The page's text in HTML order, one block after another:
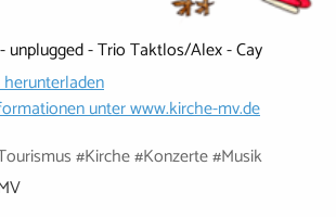
unplugged - Trio Taktlos/Alex - Cay
unterwww.kirche-mv.de
#Kirche #Konzerte #Musik